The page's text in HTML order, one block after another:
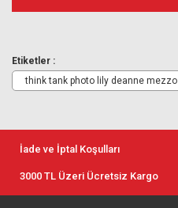
Etiketler :
think tank photo lily deanne mezzo
İade ve İptal Koşulları
3000 TL Üzeri Ücretsiz Kargo